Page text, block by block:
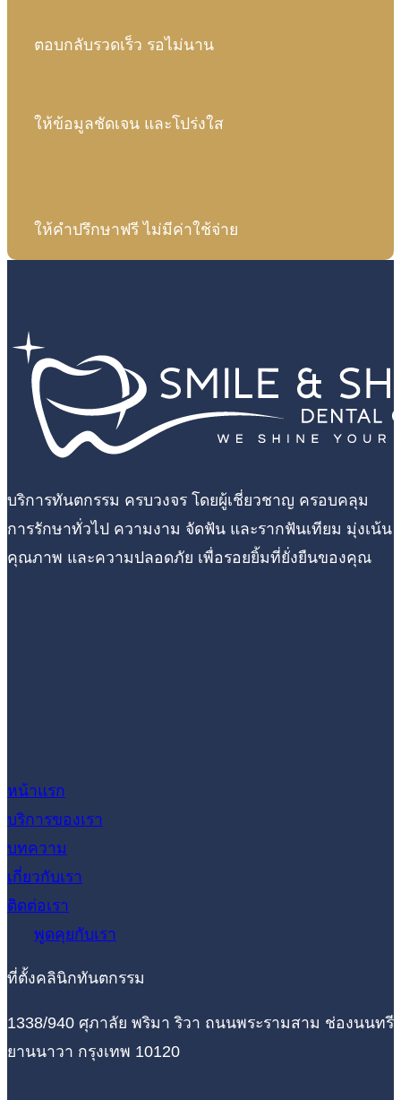
ตอบกลับรวดเร็ว รอไม่นาน
ให้ข้อมูลชัดเจน และโปร่งใส
ให้คำปรึกษาฟรี ไม่มีค่าใช้จ่าย
บริการทันตกรรม ครบวงจร โดยผู้เชี่ยวชาญ ครอบคลุม
การรักษาทั่วไป ความงาม จัดฟัน และรากฟันเทียม มุ่งเน้น
คุณภาพ และความปลอดภัย เพื่อรอยยิ้มที่ยั่งยืนของคุณ
หน้าแรก
บริการของเรา
บทความ
เกี่ยวกับเรา
ติดต่อเรา
พูดคุยกับเรา
ที่ตั้งคลินิกทันตกรรม
1338/940 ศุภาลัย พริมา ริวา ถนนพระรามสาม ช่องนนทรี
ยานนาวา กรุงเทพ 10120